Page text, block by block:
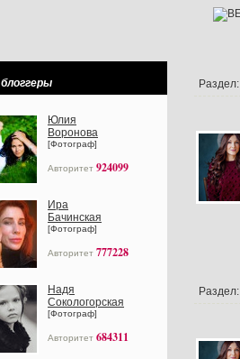
Юлия
Воронова
[Фотограф]
Авторитет 924099
Ира
Бачинская
[Фотограф]
Авторитет 777228
Надя
Сокологорская
[Фотограф]
Авторитет 684311
Раздел:
Раздел: